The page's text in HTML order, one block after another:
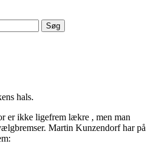
hals.
er ikke ligefrem lækre , men man
Martin Kunzendorf har på